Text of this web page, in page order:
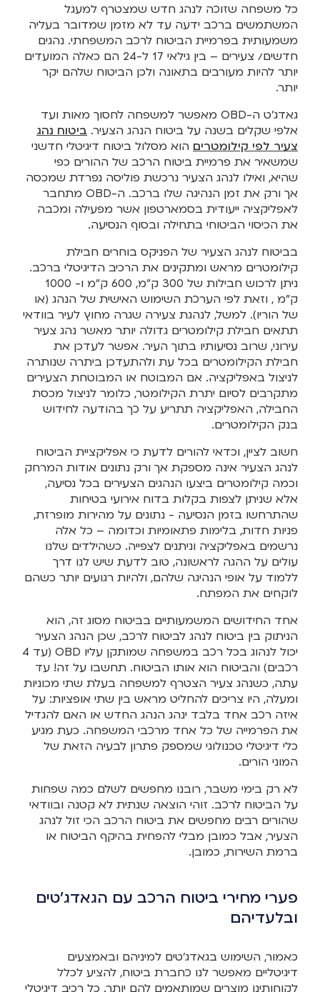
כל משפחה שזוכה לנהג חדש שמצטרף למעגל
המשתמשים ברכב ידעה עד לא מזמן שמדובר בעליה
משמעותית בפרמיית הביטוח לרכב המשפחתי. נהגים
חדשים/ צעירים – בין גילאי 17 ל-24 הם כאלה המועדים
יותר להיות מעורבים בתאונה ולכן הביטוח שלהם יקר
יותר.
גאדג'ט ה-OBD מאפשר למשפחה לחסוך מאות ועד
אלפי שקלים בשנה על ביטוח הנהג הצעיר. ביטוח נהג
צעיר לפי קילומטרים הוא מסלול ביטוח דיגיטלי חדשני
שמשאיר את פרמיית ביטוח הרכב של ההורים כפי
שהיא, ואילו לנהג הצעיר נרכשת פוליסה נפרדת שמכסה
אך ורק את זמן הנהיגה שלו ברכב. ה-OBD מתחבר
לאפליקציה ייעודית בסמארטפון אשר מפעילה ומכבה
את הכיסוי הביטוחי בתחילה ובסוף הנסיעה.
בביטוח לנהג הצעיר של הפניקס בוחרים חבילת
קילומטרים מראש ומתקינים את הרכיב הדיגיטלי ברכב.
ניתן לרכוש חבילות של 300 ק"מ, 600 ק"מ ו- 1000
ק"מ , וזאת לפי הערכת השימוש האישית של הנהג (או
של הוריו). למשל, לנהגת צעירה שגרה מחוץ לעיר בוודאי
תתאים חבילת קילומטרים גדולה יותר מאשר נהג צעיר
עירוני, שרוב נסיעותיו בתוך העיר. אפשר לעדכן את
חבילת הקילומטרים בכל עת ולהתעדכן ביתרה שנותרה
לניצול באפליקציה. אם המבוטח או המבוטחת הצעירים
מתקרבים לסיום יתרת הקילומטר, כלומר לניצול מכסת
החבילה, האפליקציה תתריע על כך בהודעה לחידוש
בנק הקילומטרים.
חשוב לציין, וכדאי להורים לדעת כי אפליקציית הביטוח
לנהג הצעיר אינה מספקת אך ורק נתונים אודות המרחק
וכמה קילומטרים ביצעו הנהגים הצעירים בכל נסיעה,
אלא שניתן לצפות בקלות בדוח אירועי בטיחות
שהתרחשו בזמן הנסיעה - נתונים על מהירות מופרזת,
פניות חדות, בלימות פתאומיות וכדומה – כל אלה
נרשמים באפליקציה וניתנים לצפייה. כשהילדים שלנו
עולים על ההגה לראשונה, טוב לדעת שיש לנו דרך
ללמוד על אופי הנהיגה שלהם, ולהיות רגועים יותר כשהם
לוקחים את המפתח.
אחד החידושים המשמעותיים בביטוח מסוג זה, הוא
הניתוק בין ביטוח לנהג לביטוח לרכב, שכן הנהג הצעיר
יכול לנהוג בכל רכב במשפחה שמותקן עליו OBD (עד 4
רכבים) והביטוח הוא אותו הביטוח. תחשבו על זה! עד
עתה, כשנהג צעיר הצטרף למשפחה בעלת שתי מכוניות
ומעלה, היו צריכים להחליט מראש בין שתי אופציות: על
איזה רכב אחד בלבד ינהג הנהג החדש או האם להגדיל
את הפרמייה של כל אחד מרכבי המשפחה. כעת מגיע
כלי דיגיטלי טכנולוגי שמספק פתרון לבעיה הזאת של
המוני הורים.
לא רק בימי משבר, רובנו מחפשים לשלם כמה שפחות
על הביטוח לרכב. זוהי הוצאה שנתית לא קטנה ובוודאי
שהורים רבים מחפשים את ביטוח הרכב הכי זול לנהג
הצעיר, אבל כמובן מבלי להפחית בהיקף הביטוח או
ברמת השירות, כמובן.
פערי מחירי ביטוח הרכב עם הגאדג'טים
ובלעדיהם
כאמור, השימוש בגאדג'טים למיניהם ובאמצעים
דיגיטליים מאפשר לנו כחברת ביטוח, להציע לכלל
לקוחותינו מוצרים שמותאמים להם יותר. כל רכיב דיגיטלי